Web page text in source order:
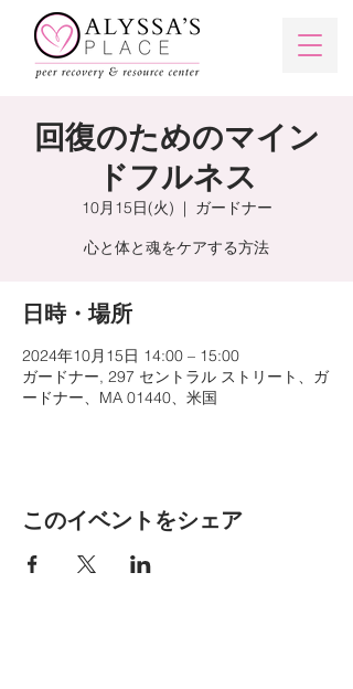
回復のためのマイン
ドフルネス
10月15日(火)
  |
ガードナー
心と体と魂をケアする方法
日時・場所
2024年10月15日 14:00 – 15:00
ガードナー, 297 セントラル ストリート、ガ
ードナー、MA 01440、米国
このイベントをシェア